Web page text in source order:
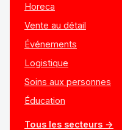
Horeca
Vente au détail
Événements
Logistique
Soins aux personnes
Éducation
Tous les secteurs →